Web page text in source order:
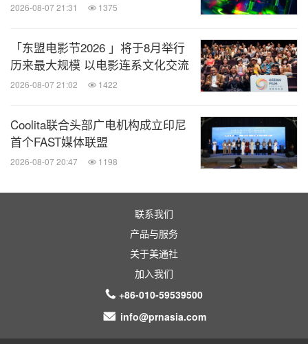
2026-08-07 21:31 1375
「东盟电影节2026 」将于8月举行
历来最大规模 以电影连系文化交流
2026-08-07 21:02 1422
Coolita联合头部广电机构成立印尼
首个FAST媒体联盟
2026-08-07 20:47 1198
联系我们
产品与服务
关于美通社
加入我们
+86-010-59539500
info@prnasia.com